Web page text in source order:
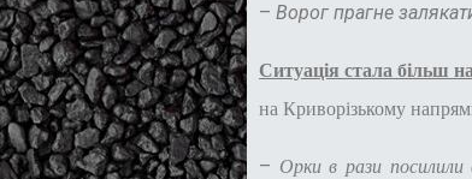
–Ворог прагне
Ситуація стала більш
на Криворізькому
– Орки в рази посилили